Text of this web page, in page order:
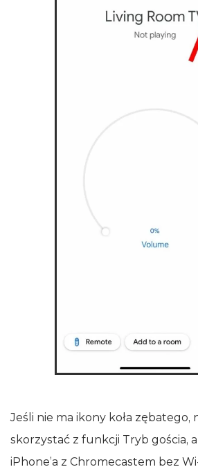
Jeśli nie ma ikony koła zębatego,
skorzystać z funkcji Tryb gościa,
iPhone’a z Chromecastem bez